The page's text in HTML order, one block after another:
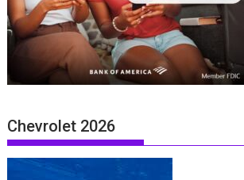
Chevrolet 2026